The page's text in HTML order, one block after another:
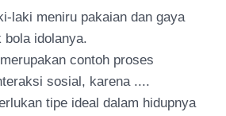
laki meniru pakaian dan gaya
bola idolanya.
contoh proses
sosial, karena ....
tipe ideal dalam hidupnya